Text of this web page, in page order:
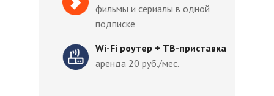
фильмы и сериалы в одной
подписке
Wi-Fi роутер + ТВ-приставка
аренда 20 руб./мес.